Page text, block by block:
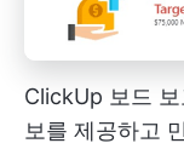
ClickUp 보드
보를 제공하고